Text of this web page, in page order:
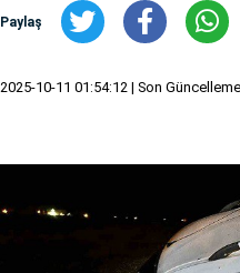
Paylaş
2025-10-11 01:54:12 | Son